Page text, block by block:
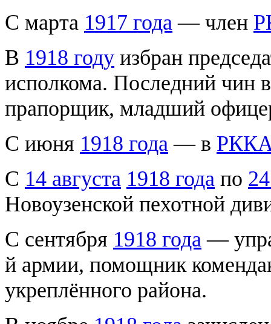
С марта 1917 года — член
В 1918 году избран
исполкома. Последний чин
прапорщик, младший
С июня 1918 года — в
С 14 августа 1918 года по
Новоузенской пехотной
С сентября 1918 года —
й армии, помощник
укреплённого района.